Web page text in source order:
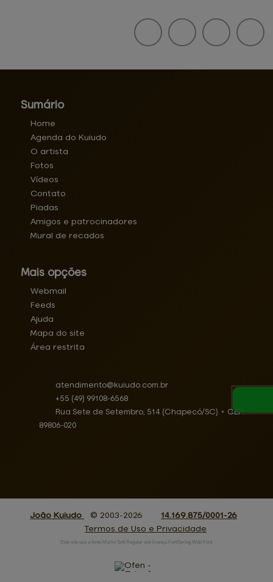
Sumário
Home
Agenda do Kuiudo
O artista
Fotos
Vídeos
Contato
Piadas
Amigos e patrocinadores
Mural de recados
Mais opções
Webmail
Feeds
Ajuda
Mapa do site
Área restrita
atendimento@ kuiudo.com.br
+55 (49) 99108-6568
Rua Sete de Setembro, 514 (Chapecó/SC) • CEP:
89806-020
João Kuiudo © 2003-2026
14.169.875/0001-26
Termos de Uso e Privacidade
Este site usa a fonte Marlin Soft Regular sob licença FontSpring Web Font.